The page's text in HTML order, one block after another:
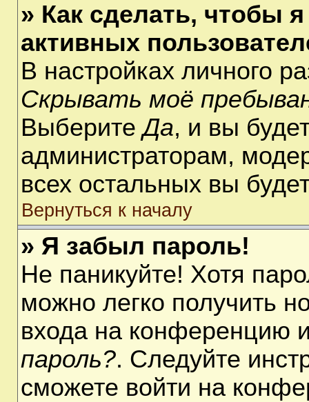
» Как сделать, чтобы
активных
В настройках личного
Скрывать моё
ВыберитеДа, и вы
администраторам,
всех остальных вы
Вернуться к началу
» Я забыл пароль!
Не паникуйте! Хотя
можно легко получить
входа на конференцию
пароль?. Следуйте
сможете войти на